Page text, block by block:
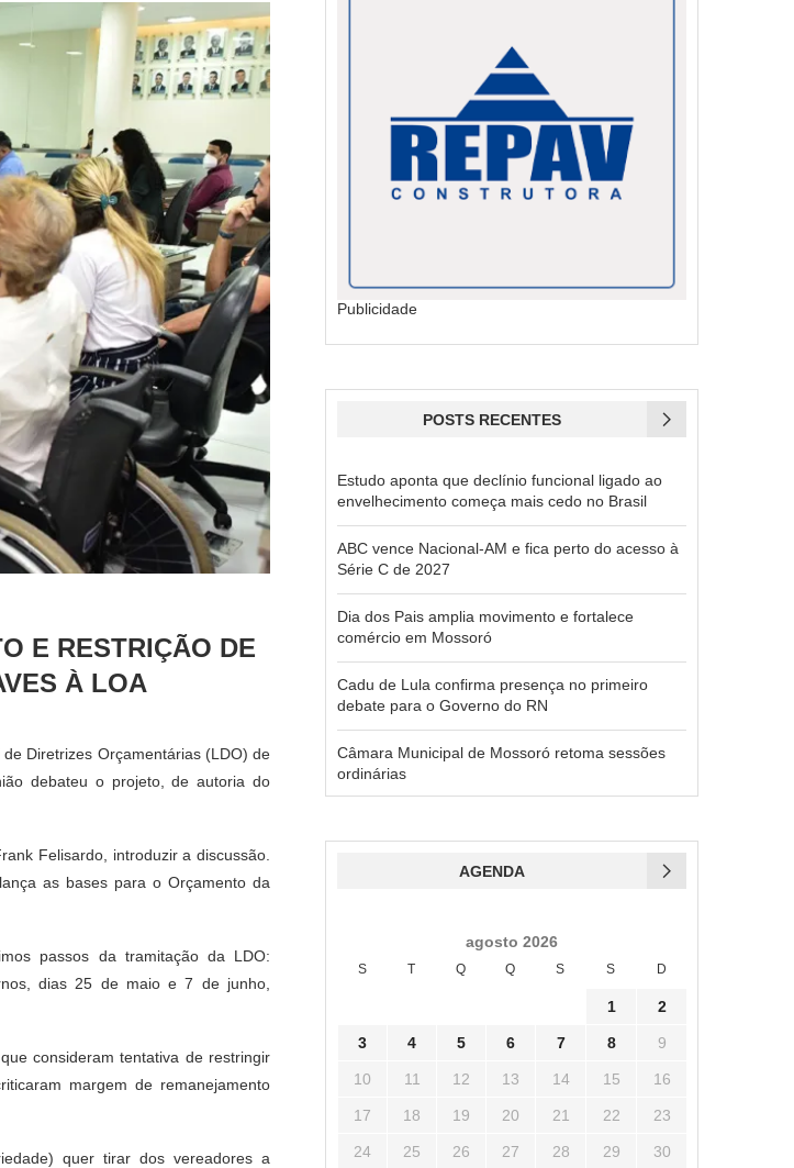
E RESTRIÇÃO DE
À LOA
Diretrizes Orçamentárias (LDO) de
debateu o projeto, de autoria do
Felisardo, introduzir a discussão.
as bases para o Orçamento da
passos da tramitação da LDO:
dias 25 de maio e 7 de junho,
consideram tentativa de restringir
margem de remanejamento
quer tirar dos vereadores a
Publicidade
POSTS RECENTES
Estudo aponta que declínio funcional ligado ao
envelhecimento começa mais cedo no Brasil
ABC vence Nacional-AM e fica perto do acesso à
Série C de 2027
Dia dos Pais amplia movimento e fortalece
comércio em Mossoró
Cadu de Lula confirma presença no primeiro
debate para o Governo do RN
Câmara Municipal de Mossoró retoma sessões
ordinárias
AGENDA
agosto 2026
S T Q Q S S D
1 2
3 4 5 6 7 8 9
10 11 12 13 14 15 16
17 18 19 20 21 22 23
24 25 26 27 28 29 30